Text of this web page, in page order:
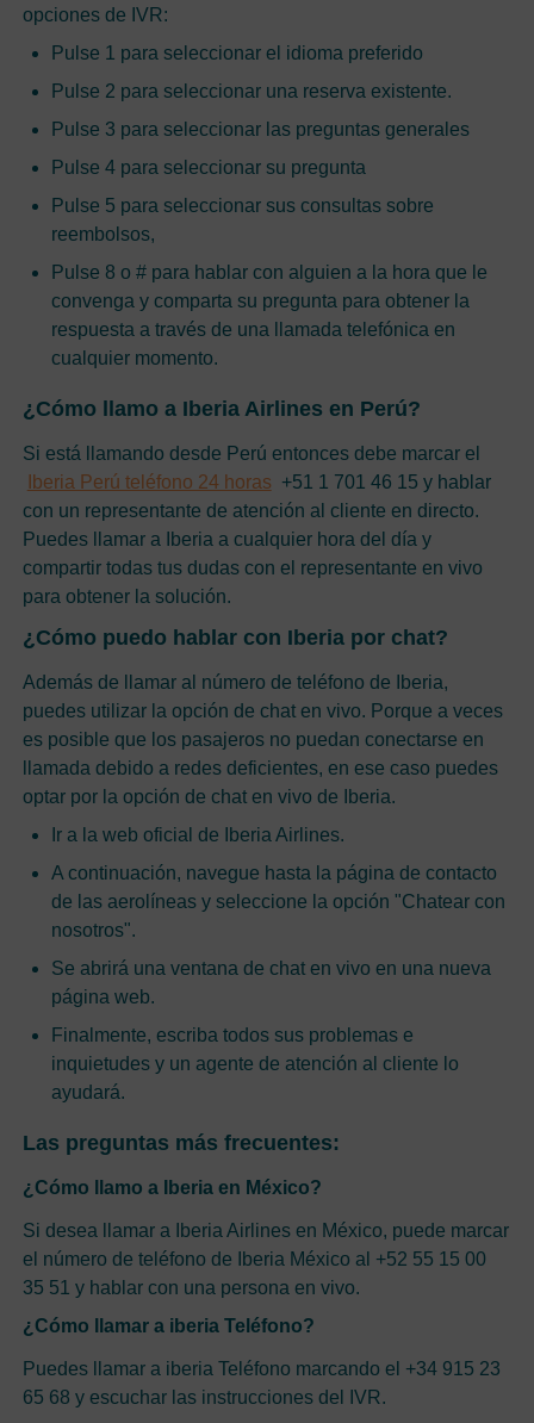
opciones de IVR:
Pulse 1 para seleccionar el idioma preferido
Pulse 2 para seleccionar una reserva existente.
Pulse 3 para seleccionar las preguntas generales
Pulse 4 para seleccionar su pregunta
Pulse 5 para seleccionar sus consultas sobre
reembolsos,
Pulse 8 o # para hablar con alguien a la hora que le
convenga y comparta su pregunta para obtener la
respuesta a través de una llamada telefónica en
cualquier momento.
¿Cómo llamo a Iberia Airlines en Perú?
Si está llamando desde Perú entonces debe marcar el
Iberia Perú teléfono 24 horas +51 1 701 46 15 y hablar
con un representante de atención al cliente en directo.
Puedes llamar a Iberia a cualquier hora del día y
compartir todas tus dudas con el representante en vivo
para obtener la solución.
¿Cómo puedo hablar con Iberia por chat?
Además de llamar al número de teléfono de Iberia,
puedes utilizar la opción de chat en vivo. Porque a veces
es posible que los pasajeros no puedan conectarse en
llamada debido a redes deficientes, en ese caso puedes
optar por la opción de chat en vivo de Iberia.
Ir a la web oficial de Iberia Airlines.
A continuación, navegue hasta la página de contacto
de las aerolíneas y seleccione la opción "Chatear con
nosotros".
Se abrirá una ventana de chat en vivo en una nueva
página web.
Finalmente, escriba todos sus problemas e
inquietudes y un agente de atención al cliente lo
ayudará.
Las preguntas más frecuentes:
¿Cómo llamo a Iberia en México?
Si desea llamar a Iberia Airlines en México, puede marcar
el número de teléfono de Iberia México al +52 55 15 00
35 51 y hablar con una persona en vivo.
¿Cómo llamar a iberia Teléfono?
Puedes llamar a iberia Teléfono marcando el +34 915 23
65 68 y escuchar las instrucciones del IVR.